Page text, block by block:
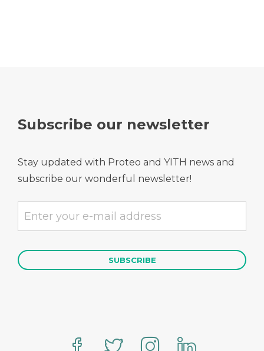
Subscribe our newsletter
Stay updated with Proteo and YITH news and
subscribe our wonderful newsletter!